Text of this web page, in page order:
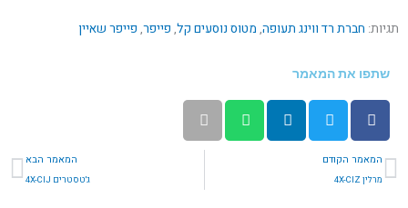
תגיות: חברת רד ווינג תעופה, מטוס נוסעים קל, פייפר, פייפר שאיין
שתפו את המאמר
קודם
המאמר הקודם
מרלין 4X-CIZ
המאמר הבא
ג'טסטרים 4X-CIJ